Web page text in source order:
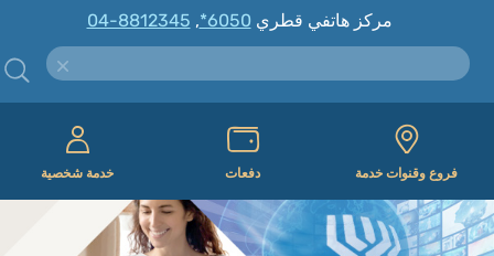
مركز هاتفي قطري*6050
,
04-8812345
فروع وقنوات خدمة دفعات خدمة شخصية